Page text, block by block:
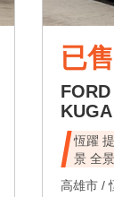
已
FORD
KUGA
恆躍
景 全景
高雄市 /